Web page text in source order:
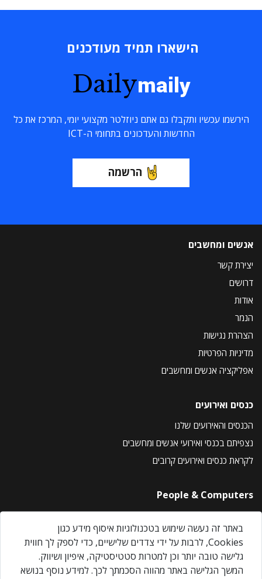
הישארו תמיד מעודכנים
Dailymaily
הירשמו עכשיו ותקבלו גם אתם ניוזלטר מקצועי יומי, המרכז את כל
החדשות והעדכונים בתחומי ה-ICT
הרשמה
אנשים ומחשבים
יצירת קשר
דרושים
אודות
הנמר
הצהרת נגישות
מדיניות הפרטיות
אפליקציה אנשים ומחשבים
כנסים ואירועים
הכנסים והאירועים שלנו
נצפיתם בכנסי ואירועי אנשים ומחשבים
לקראת כנסים ואירועים קרובים
People & Computers
About Us
Privacy Policy
Contact Us
Our Events
באתר זה נעשה שימוש בטכנולוגיות איסוף מידע כגון
Cookies, לרבות על ידי צדדים שלישיים, כדי לספק לך חווית
גלישה טובה יותר וכן למטרות סטטיסטיקה, איפיון ושיווק.
המשך הגלישה באתר מהווה הסכמתך לכך. למידע נוסף בנושא